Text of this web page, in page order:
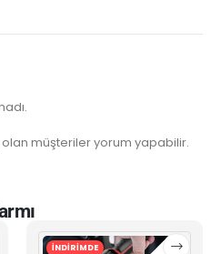
olan müşteriler yorum yapabilir.
İNDİRİMDE